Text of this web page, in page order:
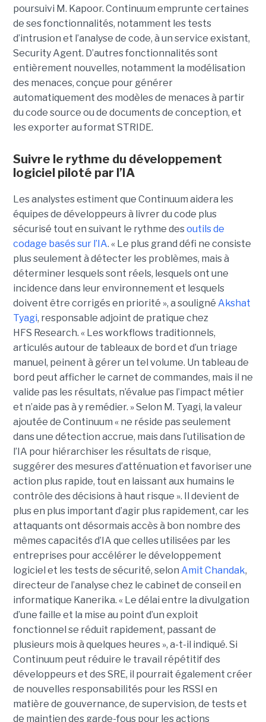
poursuivi M. Kapoor. Continuum emprunte certaines
de ses fonctionnalités, notamment les tests
d’intrusion et l’analyse de code, à un service existant,
Security Agent. D’autres fonctionnalités sont
entièrement nouvelles, notamment la modélisation
des menaces, conçue pour générer
automatiquement des modèles de menaces à partir
du code source ou de documents de conception, et
les exporter au format STRIDE.
Suivre le rythme du développement
logiciel piloté par l’IA
Les analystes estiment que Continuum aidera les
équipes de développeurs à livrer du code plus
sécurisé tout en suivant le rythme desoutils de
codage basés sur l’IA. « Le plus grand défi ne consiste
plus seulement à détecter les problèmes, mais à
déterminer lesquels sont réels, lesquels ont une
incidence dans leur environnement et lesquels
doivent être corrigés en priorité », a souligné Akshat
Tyagi, responsable adjoint de pratique chez
HFS Research. « Les workflows traditionnels,
articulés autour de tableaux de bord et d’un triage
manuel, peinent à gérer un tel volume. Un tableau de
bord peut afficher le carnet de commandes, mais il ne
valide pas les résultats, n’évalue pas l’impact métier
et n’aide pas à y remédier. »Selon M. Tyagi, la valeur
ajoutée de Continuum « ne réside pas seulement
dans une détection accrue, mais dans l’utilisation de
l’IA pour hiérarchiser les résultats de risque,
suggérer des mesures d’atténuation et favoriser une
action plus rapide, tout en laissant aux humains le
contrôle des décisions à haut risque ». Il devient de
plus en plus important d’agir plus rapidement, car les
attaquants ont désormais accès à bon nombre des
mêmes capacités d’IA que celles utilisées par les
entreprises pour accélérer le développement
logiciel et les tests de sécurité, selon Amit Chandak,
directeur de l’analyse chez le cabinet de conseil en
informatique Kanerika. « Le délai entre la divulgation
d’une faille et la mise au point d’un exploit
fonctionnel se réduit rapidement, passant de
plusieurs mois à quelques heures », a-t-il indiqué. Si
Continuum peut réduire le travail répétitif des
développeurs et des SRE, il pourrait également créer
de nouvelles responsabilités pour les RSSI en
matière de gouvernance, de supervision, de tests et
de maintien des garde-fous pour les actions